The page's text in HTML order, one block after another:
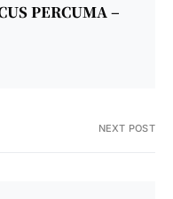
PERCUMA –
NEXT POST